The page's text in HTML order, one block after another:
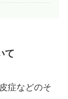
て
症などのそ